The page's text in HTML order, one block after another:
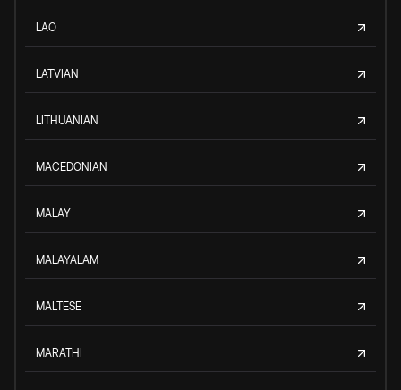
LAO
LATVIAN
LITHUANIAN
MACEDONIAN
MALAY
MALAYALAM
MALTESE
MARATHI